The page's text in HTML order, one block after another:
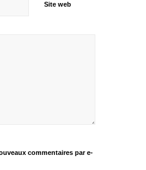
Site web
commentaires par e-